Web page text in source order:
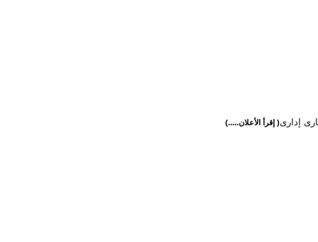
إدارى( إقرأ الأعلان.....)